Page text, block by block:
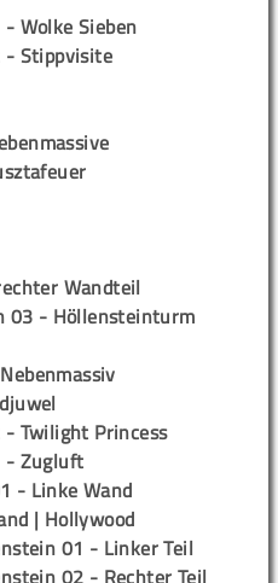
Wolke Sieben
- Stippvisite
Wandteil
03 - Höllensteinturm
Twilight Princess
- Zugluft
- Linke Wand
| Hollywood
01 - Linker Teil
02 - Rechter Teil